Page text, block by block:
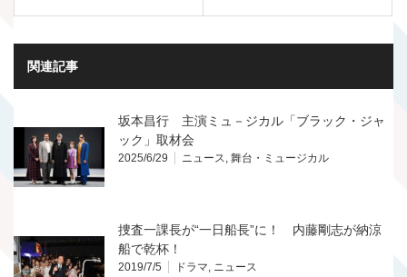
関連記事
坂本昌行 主演ミュ－ジカル「ブラック・ジャ
ック」取材会
2025/6/29 ニュース, 舞台・ミュージカル
捜査一課長が“一日船長”に！ 内藤剛志が納涼
船で乾杯！
2019/7/5 ドラマ, ニュース